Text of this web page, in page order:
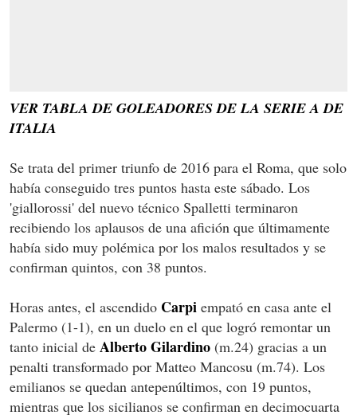
VER TABLA DE GOLEADORES DE LA SERIE A DE
ITALIA
Se trata del primer triunfo de 2016 para el Roma, que solo
había conseguido tres puntos hasta este sábado. Los
'giallorossi' del nuevo técnico Spalletti terminaron
recibiendo los aplausos de una afición que últimamente
había sido muy polémica por los malos resultados y se
confirman quintos, con 38 puntos.
Horas antes, el ascendido Carpi empató en casa ante el
Palermo (1-1), en un duelo en el que logró remontar un
tanto inicial de Alberto Gilardino (m.24) gracias a un
penalti transformado por Matteo Mancosu (m.74). Los
emilianos se quedan antepenúltimos, con 19 puntos,
mientras que los sicilianos se confirman en decimocuarta